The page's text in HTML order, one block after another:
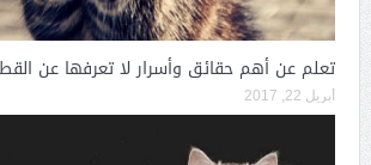
تعلم عن أهم حقائق وأسرار لا تعرفها عن
أبريل 22, 2017